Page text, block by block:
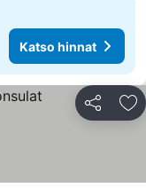
Katso hinnat
Jaa